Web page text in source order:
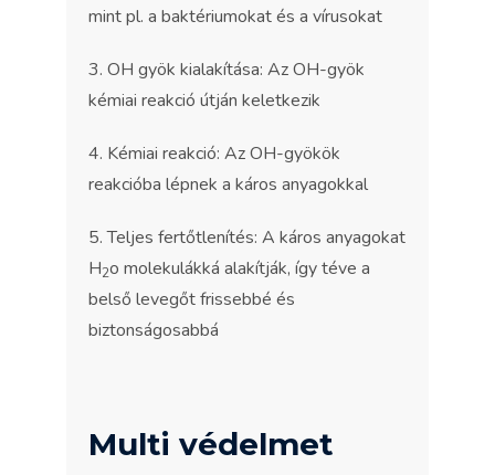
mint pl. a baktériumokat és a vírusokat
3. OH gyök kialakítása: Az OH-gyök
kémiai reakció útján keletkezik
4. Kémiai reakció: Az OH-gyökök
reakcióba lépnek a káros anyagokkal
5. Teljes fertőtlenítés: A káros anyagokat
H2o molekulákká alakítják, így téve a
belső levegőt frissebbé és
biztonságosabbá
Multi védelmet